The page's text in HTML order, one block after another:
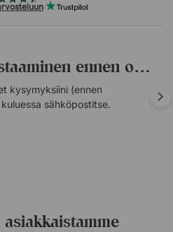
ennen ostopäätöstä.
kysymyksiini (ennen
sähköpostitse.